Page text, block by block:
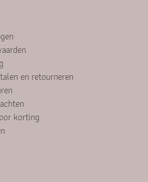
en retourneren
korting